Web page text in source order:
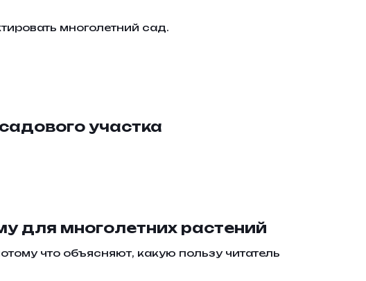
многолетний сад.
участка
для многолетних растений
что объясняют, какую пользу читатель